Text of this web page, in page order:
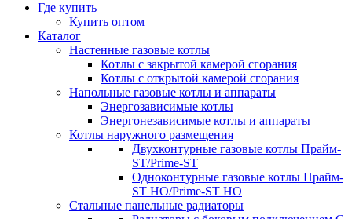
Где купить
Купить оптом
Каталог
Настенные газовые котлы
Котлы с закрытой камерой сгорания
Котлы с открытой камерой сгорания
Напольные газовые котлы и аппараты
Энергозависимые котлы
Энергонезависимые котлы и аппараты
Котлы наружного размещения
Двухконтурные газовые котлы Прайм-
ST/Prime-ST
Одноконтурные газовые котлы Прайм-
ST HO/Prime-ST HO
Стальные панельные радиаторы